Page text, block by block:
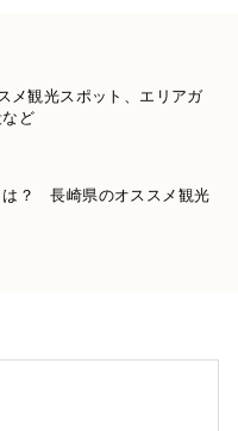
メ観光スポット、エリアガ
ど
は？ 長崎県のオススメ観光